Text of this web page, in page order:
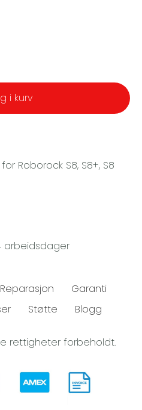
i kurv
Roborock S8, S8+, S8
arbeidsdager
Reparasjon
Garanti
Støtte Blogg
rettigheter forbeholdt.